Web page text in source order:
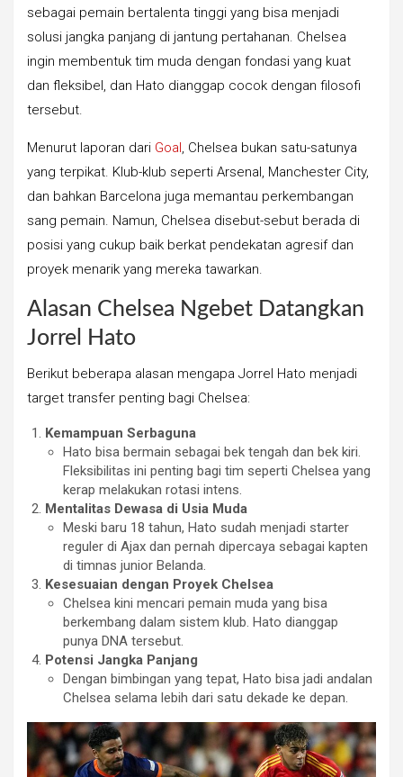
sebagai pemain bertalenta tinggi yang bisa menjadi
solusi jangka panjang di jantung pertahanan. Chelsea
ingin membentuk tim muda dengan fondasi yang kuat
dan fleksibel, dan Hato dianggap cocok dengan filosofi
tersebut.
Menurut laporan dari Goal , Chelsea bukan satu-satunya
yang terpikat. Klub-klub seperti Arsenal, Manchester City,
dan bahkan Barcelona juga memantau perkembangan
sang pemain. Namun, Chelsea disebut-sebut berada di
posisi yang cukup baik berkat pendekatan agresif dan
proyek menarik yang mereka tawarkan.
Alasan Chelsea Ngebet Datangkan
Jorrel Hato
Berikut beberapa alasan mengapa Jorrel Hato menjadi
target transfer penting bagi Chelsea:
Kemampuan Serbaguna
Hato bisa bermain sebagai bek tengah dan bek kiri.
Fleksibilitas ini penting bagi tim seperti Chelsea yang
kerap melakukan rotasi intens.
Mentalitas Dewasa di Usia Muda
Meski baru 18 tahun, Hato sudah menjadi starter
reguler di Ajax dan pernah dipercaya sebagai kapten
di timnas junior Belanda.
Kesesuaian dengan Proyek Chelsea
Chelsea kini mencari pemain muda yang bisa
berkembang dalam sistem klub. Hato dianggap
punya DNA tersebut.
Potensi Jangka Panjang
Dengan bimbingan yang tepat, Hato bisa jadi andalan
Chelsea selama lebih dari satu dekade ke depan.